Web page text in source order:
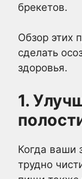
брекетов.
Обзор этих
сделать
здоровья.
1.
Когда ваши
трудно